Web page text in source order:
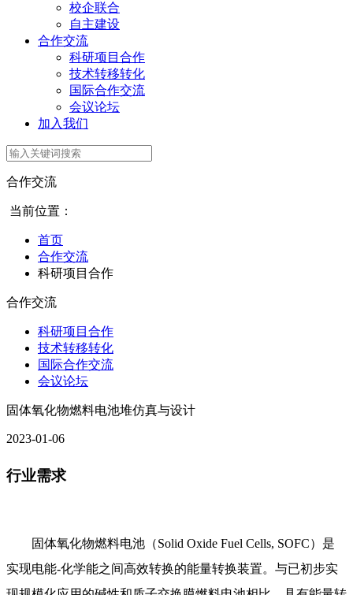
校企联合
自主建设
合作交流
科研项目合作
技术转移转化
国际合作交流
会议论坛
加入我们
合作交流
当前位置：
首页
合作交流
科研项目合作
合作交流
科研项目合作
技术转移转化
国际合作交流
会议论坛
固体氧化物燃料电池堆仿真与设计
2023-01-06
行业需求
固体氧化物燃料电池（Solid Oxide Fuel Cells, SOFC）是
实现电能-化学能之间高效转换的能量转换装置。与已初步实